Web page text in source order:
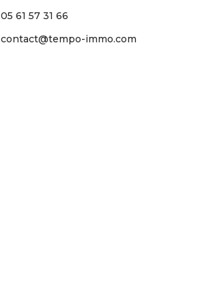
05 61 57 31 66
contact@tempo-immo.com